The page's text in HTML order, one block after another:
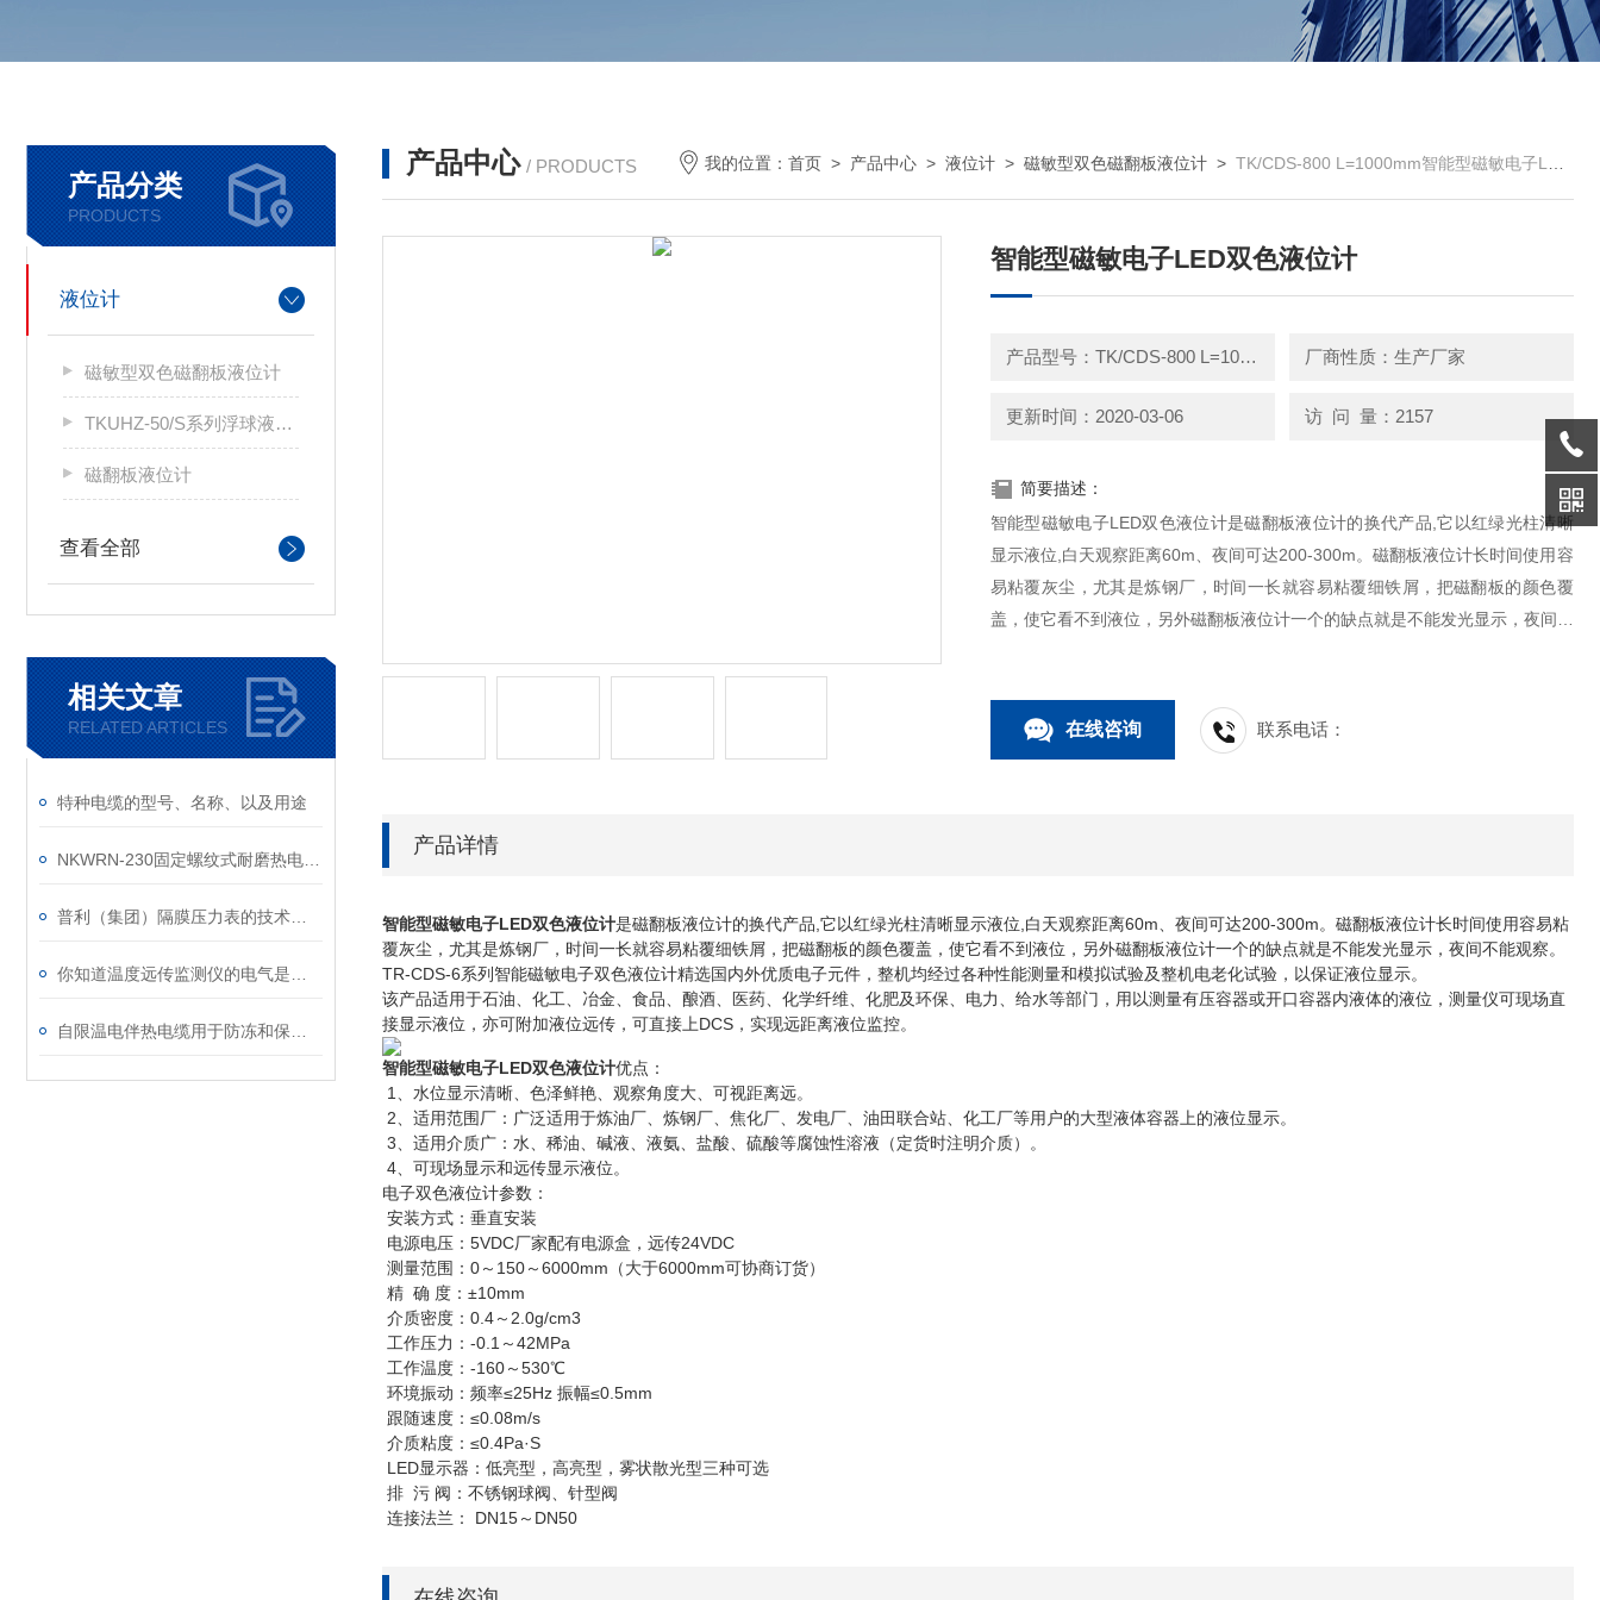
产品分类
PRODUCTS
液位计
磁敏型双色磁翻板液位计
TKUHZ-50/S系列浮球液位计
磁翻板液位计
查看全部
相关文章
RELATED ARTICLES
特种电缆的型号、名称、以及用途
产品中心 / PRODUCTS 我的位置：首页 > 产品中心 >液位计 >磁敏型双色磁翻板液位计 >TK/CDS-800 L=1000mm智能型磁敏电子LED双色液位计
智能型磁敏电子LED双色液位计
产品型号：TK/CDS-800 L=1000mm 厂商性质：生产厂家
更新时间：2020-03-06 访 问 量：2157
简要描述：
智能型磁敏电子LED双色液位计是磁翻板液位计的换代产品,它以红绿光柱清晰
显示液位,白天观察距离60m、夜间可达200-300m。磁翻板液位计长时间使用容
易粘覆灰尘，尤其是炼钢厂，时间一长就容易粘覆细铁屑，把磁翻板的颜色覆
盖，使它看不到液位，另外磁翻板液位计一个的缺点就是不能发光显示，夜间不
在线咨询 联系电话：
产品详情
智能型磁敏电子LED双色液位计是磁翻板液位计的换代产品,它以红绿光柱清晰显示液位,白天观察距离60m、夜间可达200-300m。磁翻板液位计长时间使用容易粘
覆灰尘，尤其是炼钢厂，时间一长就容易粘覆细铁屑，把磁翻板的颜色覆盖，使它看不到液位，另外磁翻板液位计一个的缺点就是不能发光显示，夜间不能观察。
TR-CDS-6系列智能磁敏电子双色液位计精选国内外优质电子元件，整机均经过各种性能测量和模拟试验及整机电老化试验，以保证液位显示。
该产品适用于石油、化工、冶金、食品、酿酒、医药、化学纤维、化肥及环保、电力、给水等部门，用以测量有压容器或开口容器内液体的液位，测量仪可现场直
接显示液位，亦可附加液位远传，可直接上DCS，实现远距离液位监控。
智能型磁敏电子LED双色液位计优点：
1、水位显示清晰、色泽鲜艳、观察角度大、可视距离远。
2、适用范围厂：广泛适用于炼油厂、炼钢厂、焦化厂、发电厂、油田联合站、化工厂等用户的大型液体容器上的液位显示。
3、适用介质广：水、稀油、碱液、液氨、盐酸、硫酸等腐蚀性溶液（定货时注明介质）。
4、可现场显示和远传显示液位。
电子双色液位计参数：
安装方式：垂直安装
电源电压：5VDC厂家配有电源盒，远传24VDC
测量范围：0～150～6000mm（大于6000mm可协商订货）
精 确 度：±10mm
介质密度：0.4～2.0g/cm3
工作压力：-0.1～42MPa
工作温度：-160～530℃
环境振动：频率≤25Hz 振幅≤0.5mm
跟随速度：≤0.08m/s
介质粘度：≤0.4Pa·S
LED显示器：低亮型，高亮型，雾状散光型三种可选
排 污 阀：不锈钢球阀、针型阀
连接法兰： DN15～DN50